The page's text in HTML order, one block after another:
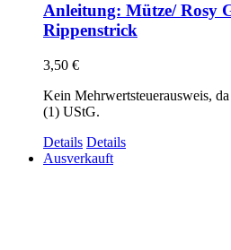
Anleitung: Mütze/ Rosy
Rippenstrick
3,50 €
Kein Mehrwertsteuerausweis,
(1) UStG.
Details Details
Ausverkauft